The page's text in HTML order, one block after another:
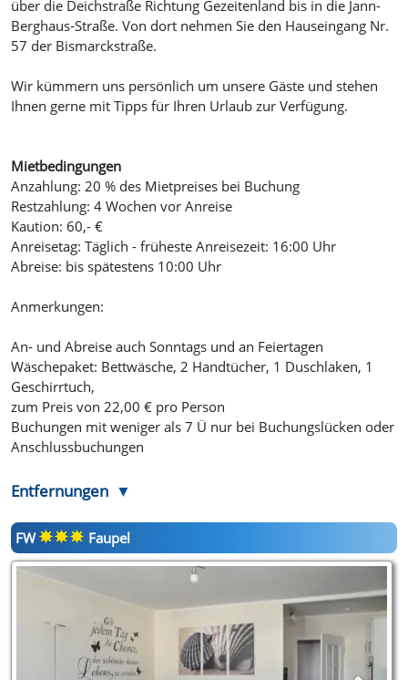
über die Deichstraße Richtung Gezeitenland bis in die Jann-
Berghaus-Straße. Von dort nehmen Sie den Hauseingang Nr.
57 der Bismarckstraße.
Wir kümmern uns persönlich um unsere Gäste und stehen
Ihnen gerne mit Tipps für Ihren Urlaub zur Verfügung.
Mietbedingungen
Anzahlung: 20 % des Mietpreises bei Buchung
Restzahlung: 4 Wochen vor Anreise
Kaution: 60,- €
Anreisetag: Täglich - früheste Anreisezeit: 16:00 Uhr
Abreise: bis spätestens 10:00 Uhr
Anmerkungen:
An- und Abreise auch Sonntags und an Feiertagen
Wäschepaket: Bettwäsche, 2 Handtücher, 1 Duschlaken, 1
Geschirrtuch,
zum Preis von 22,00 € pro Person
Buchungen mit weniger als 7 Ü nur bei Buchungslücken oder
Anschlussbuchungen
Entfernungen
FW Faupel